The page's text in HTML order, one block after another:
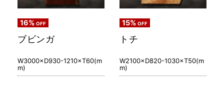
16% OFF
ブビンガ
W3000×D930-1210×T60(m
m)
15% OFF
トチ
W2100×D820-1030×T50(m
m)